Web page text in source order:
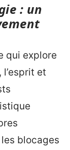
: un
qui explore
et
blocages